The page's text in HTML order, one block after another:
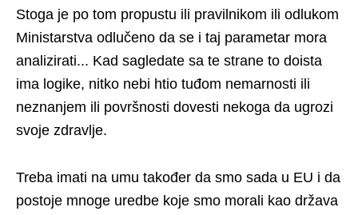
Stoga je po tom propustu ili pravilnikom ili odlukom
Ministarstva odlučeno da se i taj parametar mora
analizirati... Kad sagledate sa te strane to doista
ima logike, nitko nebi htio tuđom nemarnosti ili
neznanjem ili površnosti dovesti nekoga da ugrozi
svoje zdravlje.
Treba imati na umu također da smo sada u EU i da
postoje mnoge uredbe koje smo morali kao država